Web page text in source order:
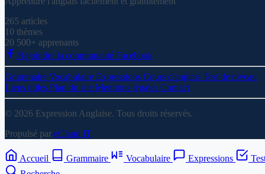
265 articles
10 thèmes
20 500+ apprenants
Rejoindre la communauté Facebook
Grammaire Vocabulaire Expressions Cours d'anglais Test de niveau
Liens utiles Plan du site Mentions légales Contact
© 2026 Expression Anglaise. Tous droits réservés.
Propulsé par eClaud IT
Accueil Grammaire Vocabulaire Expressions